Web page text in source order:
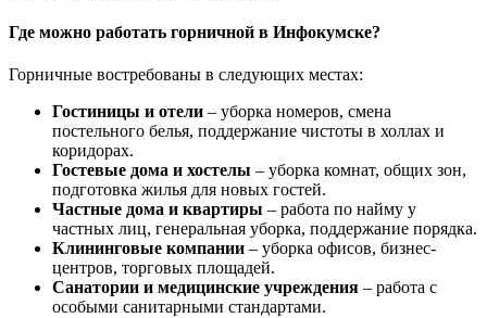
Где можно работать горничной в Инфокумске?
Горничные востребованы в следующих местах:
Гостиницы и отели – уборка номеров, смена
постельного белья, поддержание чистоты в холлах и
коридорах.
Гостевые дома и хостелы – уборка комнат, общих зон,
подготовка жилья для новых гостей.
Частные дома и квартиры – работа по найму у
частных лиц, генеральная уборка, поддержание порядка.
Клининговые компании – уборка офисов, бизнес-
центров, торговых площадей.
Санатории и медицинские учреждения – работа с
особыми санитарными стандартами.